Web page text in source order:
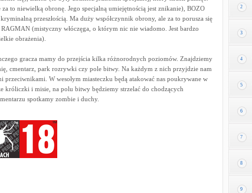
to niewielką obronę. Jego specjalną umiejętnością jest znikanie), BOZO
przeszłością. Ma duży współczynnik obrony, ale za to porusza się
(mistyczny włóczęga, o którym nic nie wiadomo. Jest bardzo
obrażenia).
gracza mamy do przejścia kilka różnorodnych poziomów. Znajdziemy
cmentarz, park rozrywki czy pole bitwy. Na każdym z nich przyjdzie nam
przeciwnikami. W wesołym miasteczku będą atakować nas poukrywane w
króliczki i misie, na polu bitwy będziemy strzelać do chodzących
spotkamy zombie i duchy.
2
3
4
5
6
7
8
9